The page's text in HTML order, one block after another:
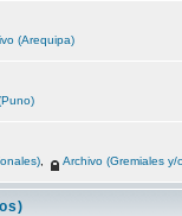
(Arequipa)
Archivo (Gremiales y/